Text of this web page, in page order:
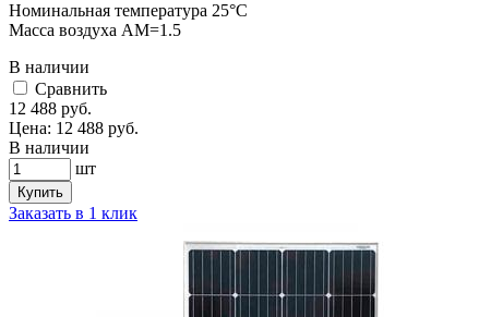
Номинальная температура 25°C
Масса воздуха АМ=1.5
В наличии
Cравнить
12 488 руб.
Цена: 12 488 руб.
В наличии
шт
Купить
Заказать в 1 клик